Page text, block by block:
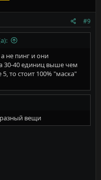
#9
не пинг и они
30-40 единиц выше чем
то стоит 100% "маска"
разный вещи